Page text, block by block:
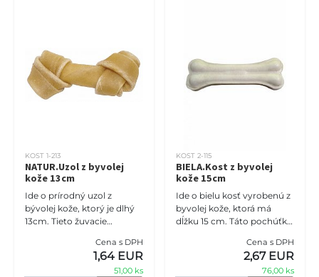
KOST 1-213
NATUR.Uzol z byvolej
kože 13cm
Ide o prírodný uzol z
bývolej kože, ktorý je dlhý
13cm. Tieto žuvacie
súčasťou starostlivosti o
ústnu dutinu psov.
Cena s DPH
1,64 EUR
51,00 ks
KOST 2-115
BIELA.Kost z byvolej
kože 15cm
Ide o bielu kosť vyrobenú z
byvolej kože, ktorá má
dĺžku 15 cm. Táto pochúťka
prírodná a pomáha čistiť
zuby psíka. Ak máte do
Cena s DPH
2,67 EUR
76,00 ks